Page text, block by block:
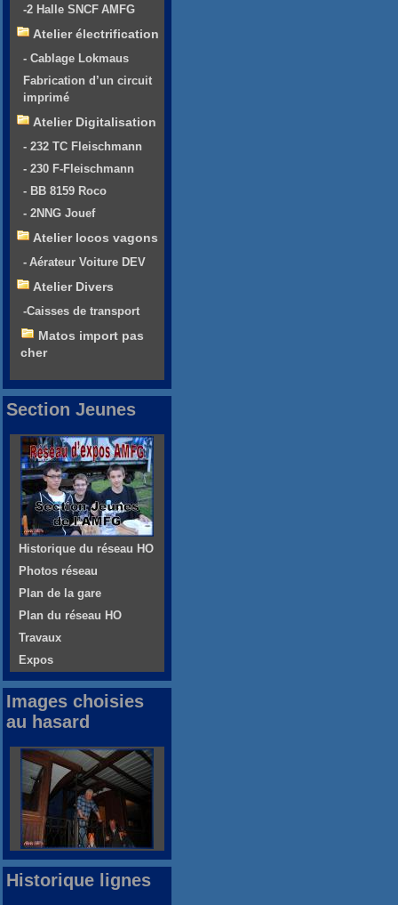
-2 Halle SNCF AMFG
Atelier électrification
- Cablage Lokmaus
Fabrication d’un circuit
imprimé
Atelier Digitalisation
- 232 TC Fleischmann
- 230 F-Fleischmann
- BB 8159 Roco
- 2NNG Jouef
Atelier locos vagons
- Aérateur Voiture DEV
Atelier Divers
-Caisses de transport
Matos import pas
cher
Section Jeunes
Historique du réseau HO
Photos réseau
Plan de la gare
Plan du réseau HO
Travaux
Expos
Images choisies
au hasard
Historique lignes